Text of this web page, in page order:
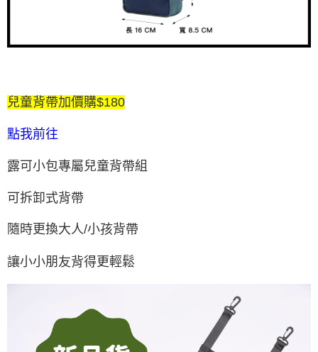
兒童背帶加價購$180
點我前往
露可小包專屬兒童背帶組
可拆卸式背帶
隨時更換大人/小孩背帶
讓小小朋友背得更輕鬆